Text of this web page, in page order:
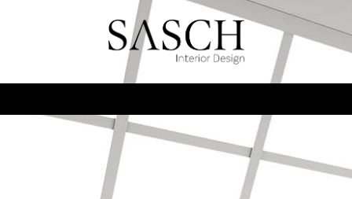
SASCH Interior Design